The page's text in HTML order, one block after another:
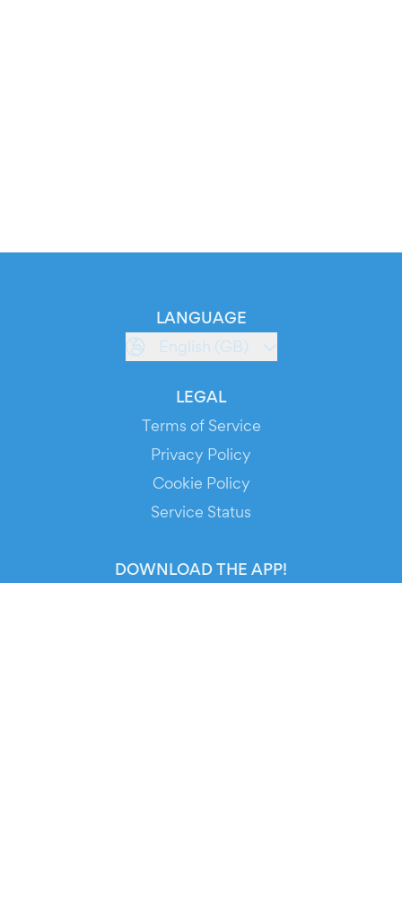
LANGUAGE
English (GB)
LEGAL
Terms of Service
Privacy Policy
Cookie Policy
Service Status
DOWNLOAD THE APP!